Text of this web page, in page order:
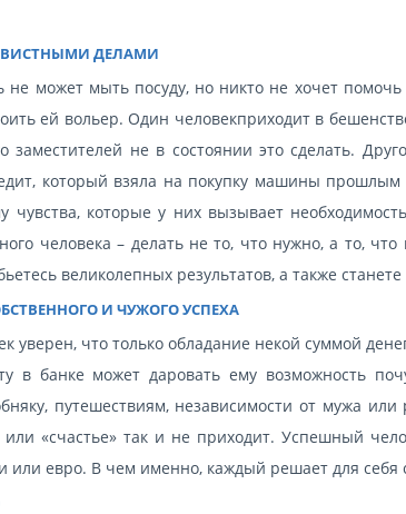
ДЕЛАМИ
не может мыть посуду, но никто не хочет
ей вольер. Один человекприходит в
заместителей не в состоянии это сделать.
который взяла на покупку машины
чувства, которые у них вызывает
человека – делать не то, что нужно, а то,
великолепных результатов, а также
И ЧУЖОГО УСПЕХА
уверен, что только обладание некой суммой
в банке может даровать ему возможность
путешествиям, независимости от мужа
или «счастье» так и не приходит. Успешный
или евро. В чем именно, каждый решает для себя